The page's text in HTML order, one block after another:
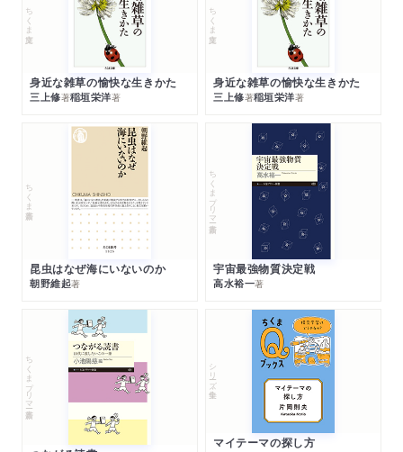
ちくま文庫
身近な雑草の愉快な生きかた
三上修著稲垣栄洋著
ちくま文庫
身近な雑草の愉快な生きかた
三上修著稲垣栄洋著
ちくま新書
昆虫はなぜ海にいないのか
朝野維起著
ちくまプリマー新書
宇宙最強物質決定戦
高水裕一著
ちくまプリマー新書 シリーズ・全集
マイテーマの探し方